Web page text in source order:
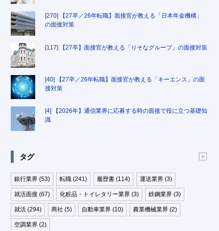
[270] 【27卒／26年転職】面接官が教える「日本年金機構」
の面接対策
[117] 【27卒】面接官が教える「りそなグループ」の面接対策
[40] 【27卒／26年転職】面接官が教える「キーエンス」の面
接対策
[4] 【2026年】通信業界に応募する時の面接で役に立つ基礎知
識
タグ
銀行業界 (53) 転職 (241) 履歴書 (114) 運送業界 (3)
就活面接 (67) 化粧品・トイレタリー業界 (3) 鉄鋼業界 (3)
就活 (294) 商社 (5) 自動車業界 (10) 農業機械業界 (2)
空調業界 (2)